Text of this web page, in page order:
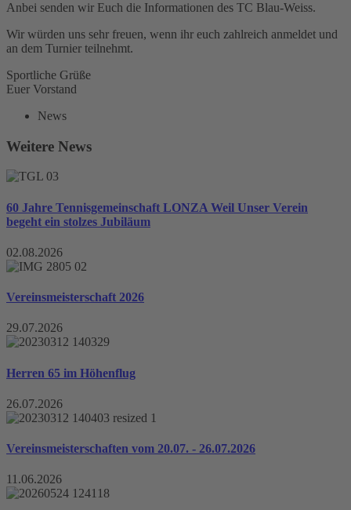
Anbei senden wir Euch die Informationen des TC Blau-Weiss.
Wir würden uns sehr freuen, wenn ihr euch zahlreich anmeldet und
an dem Turnier teilnehmt.
Sportliche Grüße
Euer Vorstand
News
Weitere News
60 Jahre Tennisgemeinschaft LONZA Weil Unser Verein
begeht ein stolzes Jubiläum
02.08.2026
Vereinsmeisterschaft 2026
29.07.2026
Herren 65 im Höhenflug
26.07.2026
Vereinsmeisterschaften vom 20.07. - 26.07.2026
11.06.2026